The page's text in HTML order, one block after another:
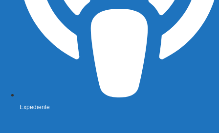
Expediente